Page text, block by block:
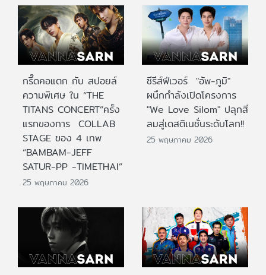
กรี๊ดคอแตก กับ สปอยล์
ความพิเศษ ใน “THE
TITANS CONCERT”ครั้ง
แรกของการ COLLAB
STAGE ของ 4 เทพ
“BAMBAM-JEFF
SATUR-PP -TIMETHAI”
25 พฤษภาคม 2026
ซีรีส์ฟีเวอร์ "อัพ-ภูมิ"
ผนึกกำลังเปิดโครงการ
"We Love Silom" ปลุกสี
ลมสู่เดสติเนชั่นระดับโลก!!
25 พฤษภาคม 2026